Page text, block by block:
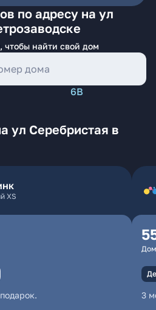
по адресу на ул
чтобы найти свой дом
6В
ул Серебристая в
XS
3